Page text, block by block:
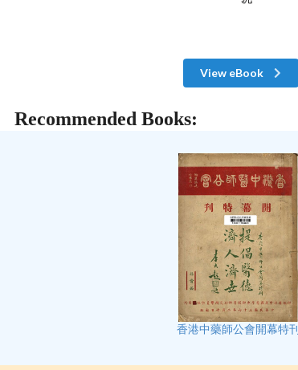
View eBook
Recommended Books:
香港中藥師公會開幕特刊